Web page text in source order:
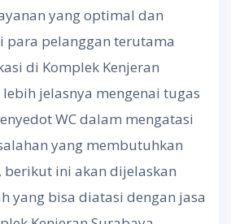
yang optimal dan
para pelanggan terutama
di Komplek Kenjeran
jelasnya mengenai tugas
WC dalam mengatasi
yang membutuhkan
berikut ini akan dijelaskan
yang bisa diatasi dengan jasa